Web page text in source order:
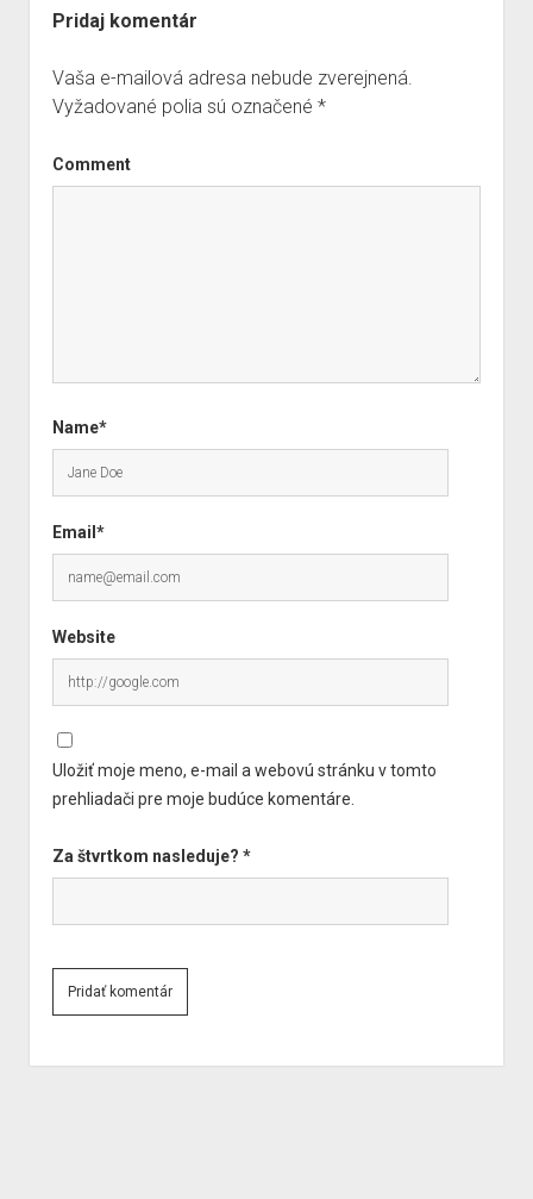
Pridaj komentár
Vaša e-mailová adresa nebude zverejnená.
Vyžadované polia sú označené *
Comment
Name*
Email*
Website
Uložiť moje meno, e-mail a webovú stránku v tomto
prehliadači pre moje budúce komentáre.
Za štvrtkom nasleduje? *